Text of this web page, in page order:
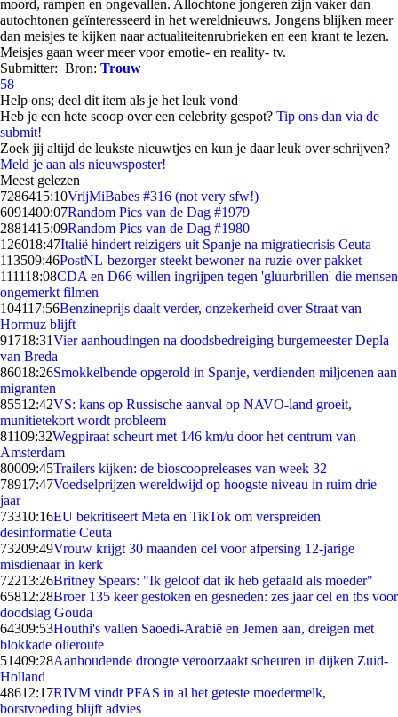
moord, rampen en ongevallen. Allochtone jongeren zijn vaker dan
autochtonen geïnteresseerd in het wereldnieuws. Jongens blijken meer
dan meisjes te kijken naar actualiteitenrubrieken en een krant te lezen.
Meisjes gaan weer meer voor emotie- en reality- tv.
Submitter: Bron: Trouw
58
Help ons; deel dit item als je het leuk vond
Heb je een hete scoop over een celebrity gespot? Tip ons dan via de
submit!
Zoek jij altijd de leukste nieuwtjes en kun je daar leuk over schrijven?
Meld je aan als nieuwsposter!
Meest gelezen
7286415:10VrijMiBabes #316 (not very sfw!)
6091400:07Random Pics van de Dag #1979
2881415:09Random Pics van de Dag #1980
126018:47Italië hindert reizigers uit Spanje na migratiecrisis Ceuta
113509:46PostNL-bezorger steekt bewoner na ruzie over pakket
111118:08CDA en D66 willen ingrijpen tegen 'gluurbrillen' die mensen
ongemerkt filmen
104117:56Benzineprijs daalt verder, onzekerheid over Straat van
Hormuz blijft
91718:31Vier aanhoudingen na doodsbedreiging burgemeester Depla
van Breda
86018:26Smokkelbende opgerold in Spanje, verdienden miljoenen aan
migranten
85512:42VS: kans op Russische aanval op NAVO-land groeit,
munitietekort wordt probleem
81109:32Wegpiraat scheurt met 146 km/u door het centrum van
Amsterdam
80009:45Trailers kijken: de bioscoopreleases van week 32
78917:47Voedselprijzen wereldwijd op hoogste niveau in ruim drie
jaar
73310:16EU bekritiseert Meta en TikTok om verspreiden
desinformatie Ceuta
73209:49Vrouw krijgt 30 maanden cel voor afpersing 12-jarige
misdienaar in kerk
72213:26Britney Spears: "Ik geloof dat ik heb gefaald als moeder"
65812:28Broer 135 keer gestoken en gesneden: zes jaar cel en tbs voor
doodslag Gouda
64309:53Houthi's vallen Saoedi-Arabië en Jemen aan, dreigen met
blokkade olieroute
51409:28Aanhoudende droogte veroorzaakt scheuren in dijken Zuid-
Holland
48612:17RIVM vindt PFAS in al het geteste moedermelk,
borstvoeding blijft advies